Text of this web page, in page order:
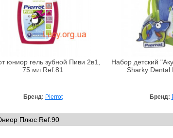
юниор гель зубной Пиви 2в1,
75 мл Ref.81
Бренд: Pierrot
Набор детский
Sharky Dental
Бренд:
Плюс Ref.90